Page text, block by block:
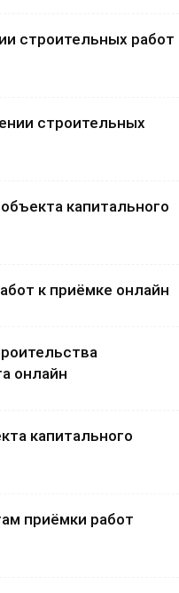
строительных работ
строительных
капитального
к приёмке онлайн
онлайн
капитального
приёмки работ